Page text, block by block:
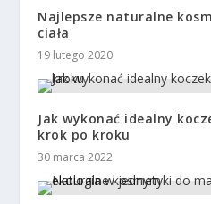
Najlepsze naturalne
ciała
19 lutego 2020
Jak wykonać idealny
krok po kroku
30 marca 2022